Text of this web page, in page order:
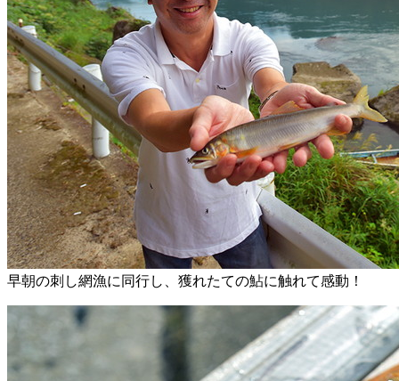
早朝の刺し網漁に同行し、獲れたての鮎に触れて感動！